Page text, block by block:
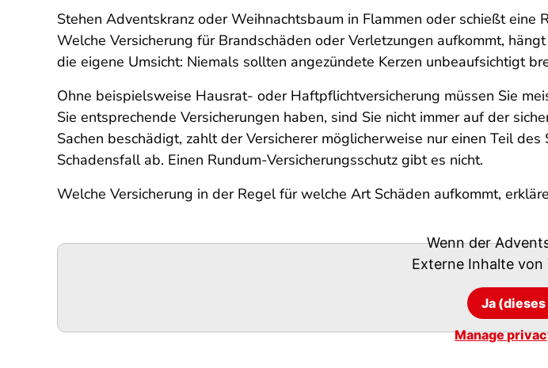
Stehen Adventskranz oder Weihnachtsbaum in Flammen oder schießt
Welche Versicherung für Brandschäden oder Verletzungen aufkommt,
die eigene Umsicht: Niemals sollten angezündete Kerzen unbeaufsichtigt
Ohne beispielsweise Hausrat- oder Haftpflichtversicherung müssen Sie
Sie entsprechende Versicherungen haben, sind Sie nicht immer auf der
Sachen beschädigt, zahlt der Versicherer möglicherweise nur einen Teil
Schadensfall ab. Einen Rundum-Versicherungsschutz gibt es nicht.
Welche Versicherung in der Regel für welche Art Schäden aufkommt,
Wenn der
Externe Inhalte von
Ja (dieses
Manage